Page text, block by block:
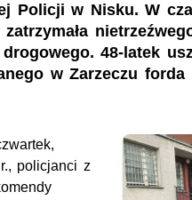
Policji w Nisku. W
zatrzymała
48-latek
w Zarzeczu forda
policjanci z